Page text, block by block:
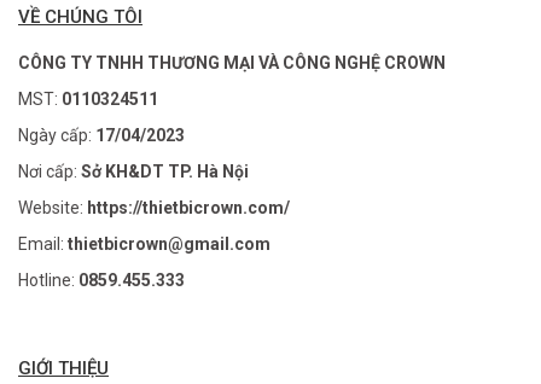
VỀ CHÚNG TÔI
CÔNG TY TNHH THƯƠNG MẠI VÀ CÔNG NGHỆ CROWN
MST: 0110324511
Ngày cấp: 17/04/2023
Nơi cấp: Sở KH&DT TP. Hà Nội
Website: https://thietbicrown.com/
Email: thietbicrown@gmail.com
Hotline: 0859.455.333
GIỚI THIỆU